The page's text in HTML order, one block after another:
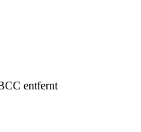
entfernt